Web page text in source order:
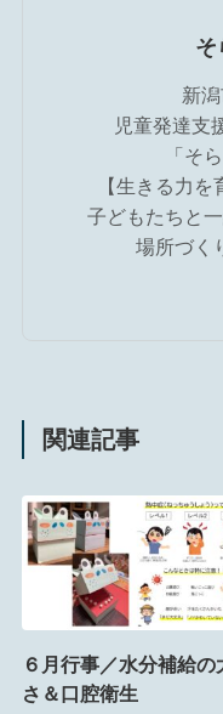
そ
新
児童発達支
「そ
【生きる力を
子どもたちと
場所づく
関連記事
６月行事／水分補給の
さ＆口腔衛生